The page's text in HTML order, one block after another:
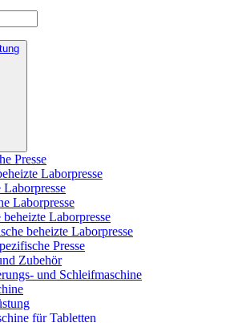
Presse
Laborpresse
Laborpresse
Laborpresse
beheizte Laborpresse
Presse
Zubehör
und Schleifmaschine
für Tabletten